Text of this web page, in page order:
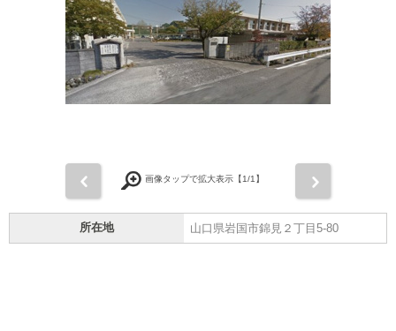
画像タップで拡大表示【1/1】
所在地 山口県岩国市錦見２丁目5-80